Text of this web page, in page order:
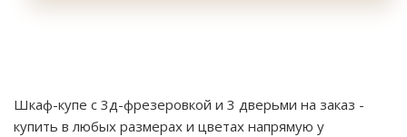
Шкаф-купе с 3д-фрезеровкой и 3 дверьми на заказ -
купить в любых размерах и цветах напрямую у